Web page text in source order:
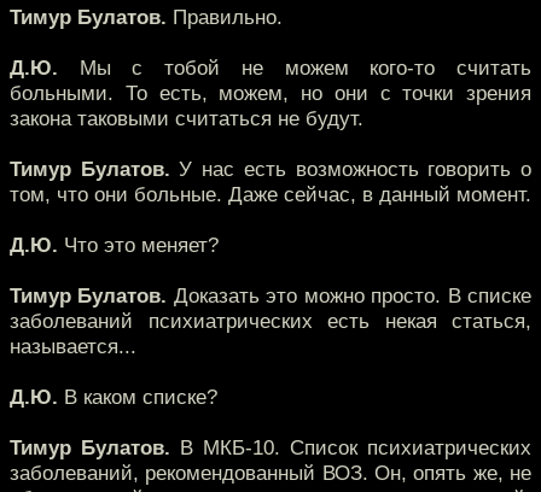
Тимур Булатов. Правильно.
Д.Ю. Мы с тобой не можем кого-то считать
больными. То есть, можем, но они с точки зрения
закона таковыми считаться не будут.
Тимур Булатов. У нас есть возможность говорить о
том, что они больные. Даже сейчас, в данный момент.
Д.Ю. Что это меняет?
Тимур Булатов. Доказать это можно просто. В списке
заболеваний психиатрических есть некая статься,
называется...
Д.Ю. В каком списке?
Тимур Булатов. В МКБ-10. Список психиатрических
заболеваний, рекомендованный ВОЗ. Он, опять же, не